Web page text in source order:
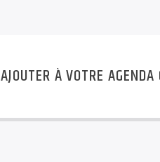
AJOUTER À VOTRE AGENDA